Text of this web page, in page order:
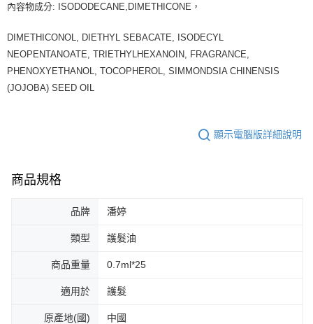
內容物成分: ISODODECANE,DIMETHICONE，
DIMETHICONOL, DIETHYL SEBACATE, ISODECYL
NEOPENTANOATE, TRIETHYLHEXANOIN, FRAGRANCE,
PHENOXYETHANOL, TOCOPHEROL, SIMMONDSIA CHINENSIS
(JOJOBA) SEED OIL
顯示電腦版詳細說明
商品規格
品牌 潘婷
類型 護髮油
商品重量 0.7ml*25
適用於 護髮
原產地(國) 中國